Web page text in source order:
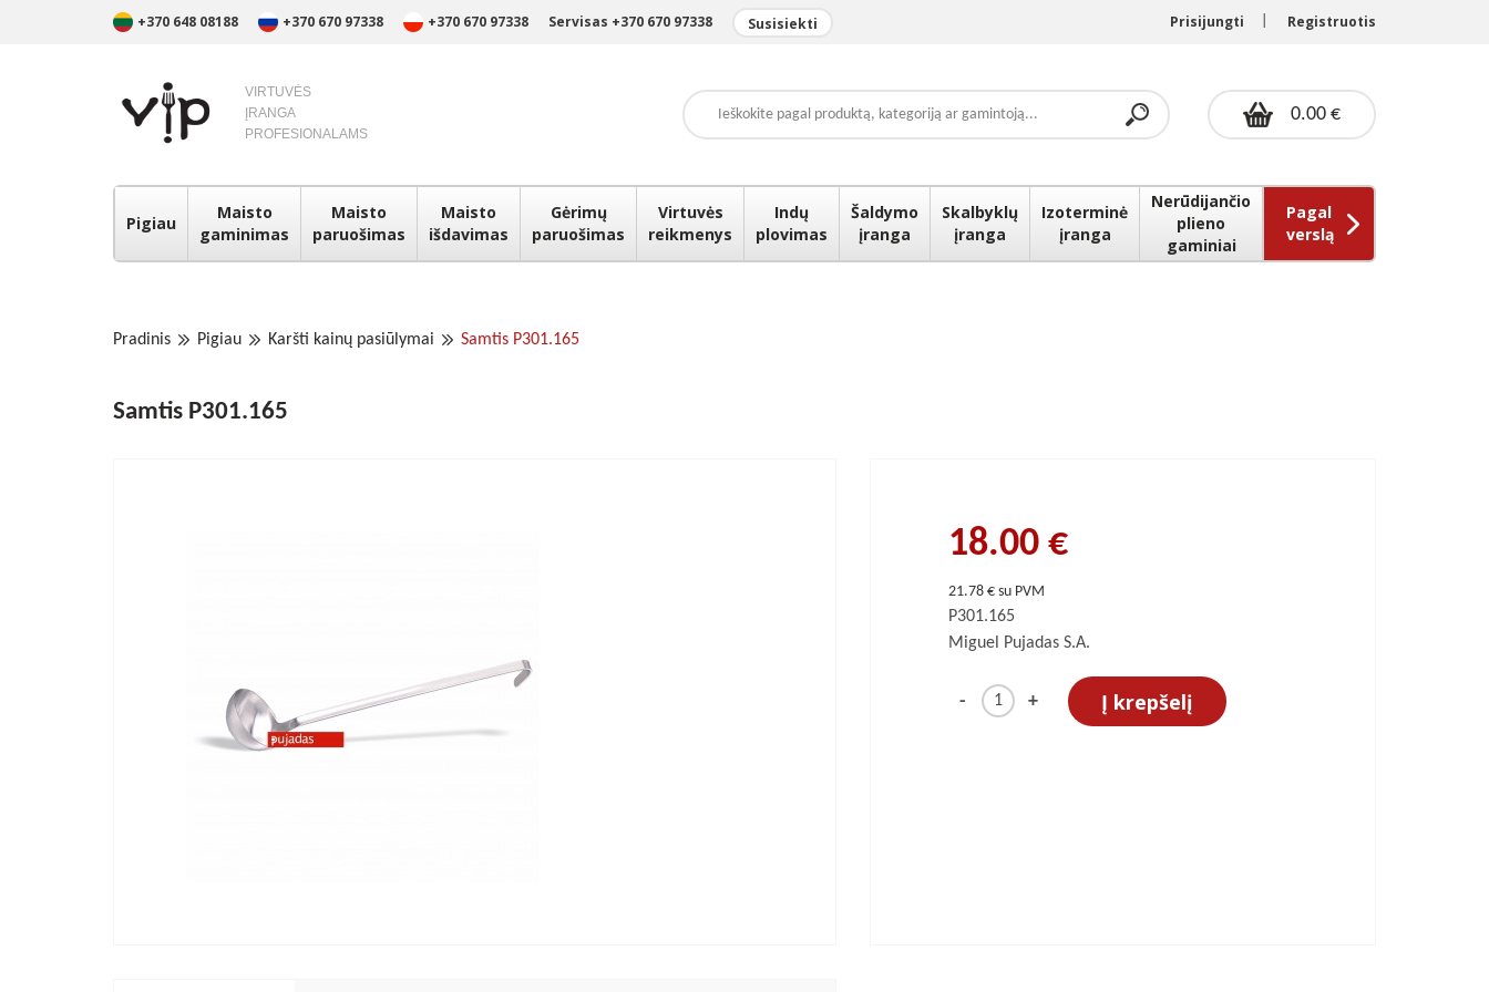
+370 648 08188 +370 670 97338 +370 670 97338 Servisas +370 670 97338 Susisiekti Prisijungti Registruotis
VIRTUVĖS
ĮRANGA
PROFESIONALAMS
0.00 €
Pigiau
Maisto
gaminimas
Maisto
paruošimas
Maisto
išdavimas
Gėrimų
paruošimas
Virtuvės
reikmenys
Indų
plovimas
Šaldymo
įranga
Skalbyklų
įranga
Izoterminė
įranga
Nerūdijančio
plieno
gaminiai
Pagal
verslą
Pradinis Pigiau Karšti kainų pasiūlymai Samtis P301.165
Samtis P301.165
18.00 €
21.78 € su PVM
P301.165
Miguel Pujadas S.A.
- + Į krepšelį